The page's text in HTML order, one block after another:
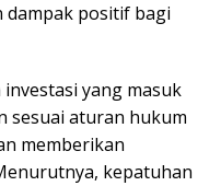
positif bagi
yang masuk
sesuai aturan hukum
memberikan
kepatuhan